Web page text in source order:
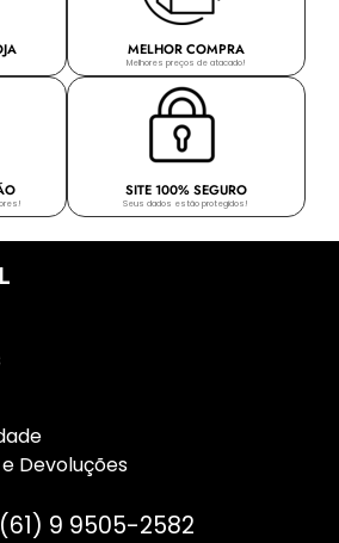
MELHOR COMPRA
Melhores preços de atacado!
SITE 100% SEGURO
Seus dados estão protegidos!
Devoluções
(61) 9 9505-2582